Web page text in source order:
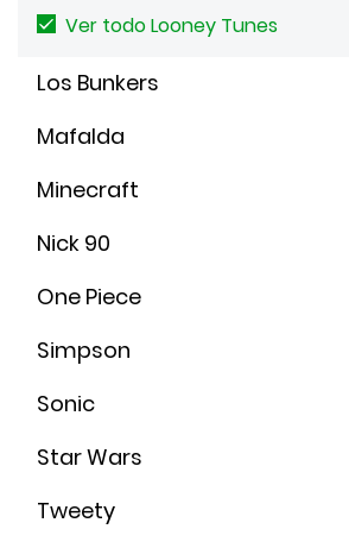
Ver todo Looney Tunes
Los Bunkers
Mafalda
Minecraft
Nick 90
One Piece
Simpson
Sonic
Star Wars
Tweety